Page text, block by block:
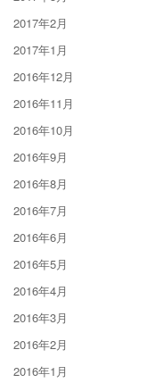
2017年2月
2017年1月
2016年12月
2016年11月
2016年10月
2016年9月
2016年8月
2016年7月
2016年6月
2016年5月
2016年4月
2016年3月
2016年2月
2016年1月